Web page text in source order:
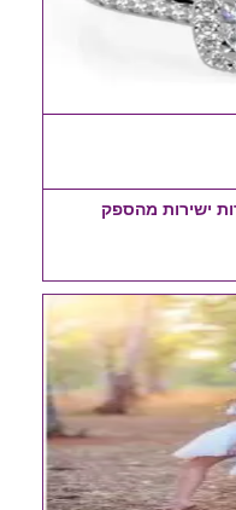
ישירות מהספק